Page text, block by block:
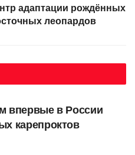
адаптации рождённых
леопардов
впервые в России
карепроктов